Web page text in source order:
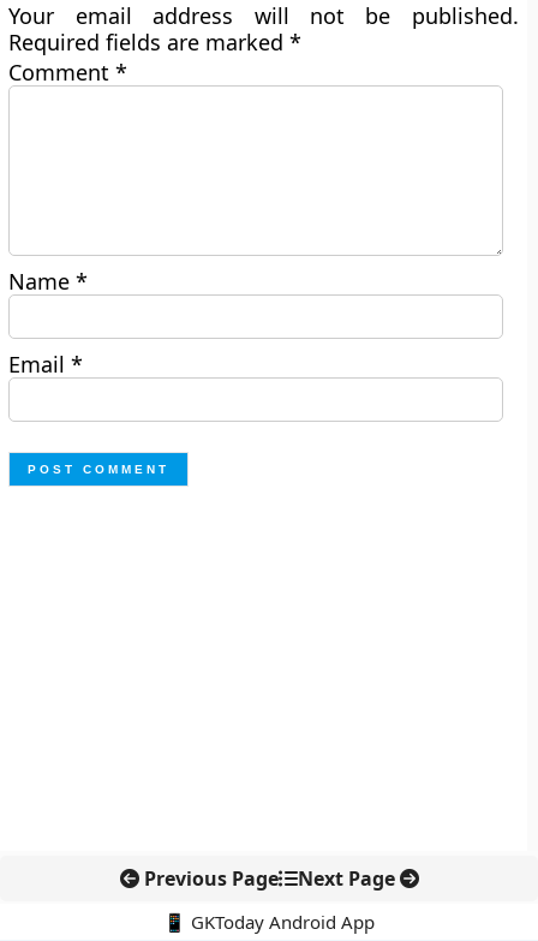
Your email address will not be published.
Required fields are marked*
Comment*
Name*
Email*
Previous Page Next Page
📱 GKToday Android App